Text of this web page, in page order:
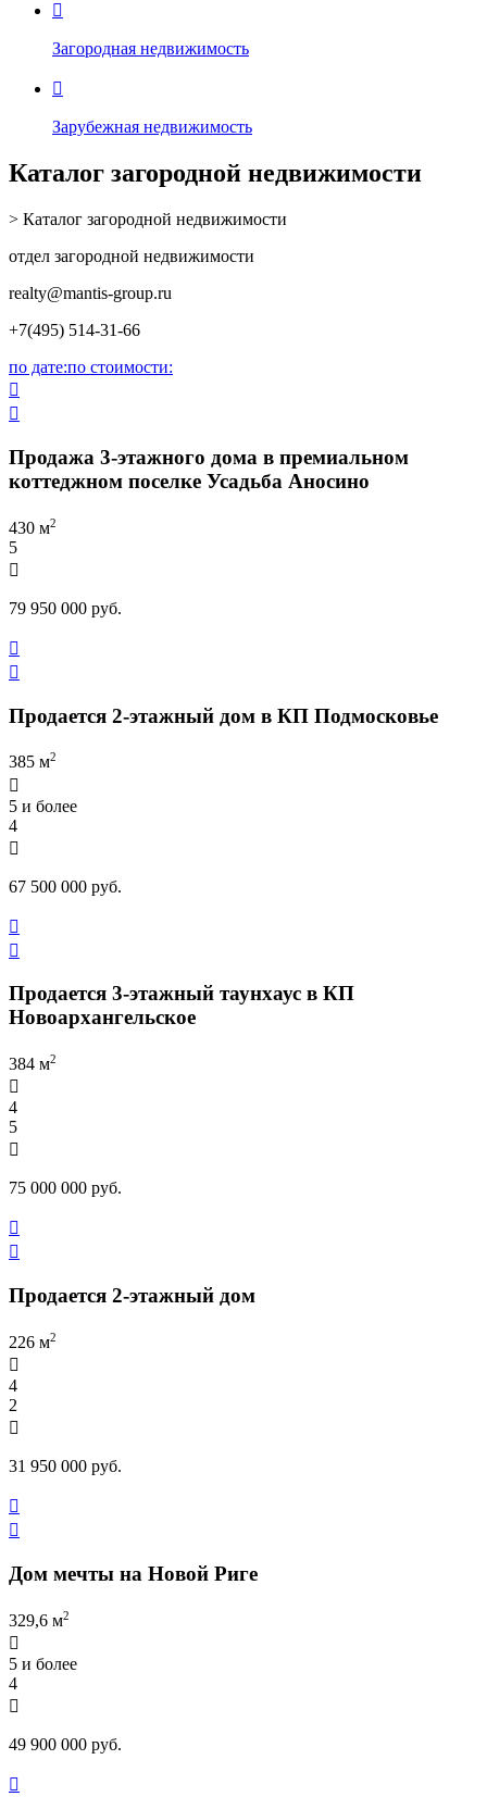

Загородная недвижимость

Зарубежная недвижимость
Каталог загородной недвижимости
> Каталог загородной недвижимости
отдел загородной недвижимости
realty@mantis-group.ru
+7(495) 514-31-66
по дате:по стоимости:


Продажа 3-этажного дома в премиальном
коттеджном поселке Усадьба Аносино
430 м2
5

79 950 000 руб.


Продается 2-этажный дом в КП Подмосковье
385 м2

5 и более
4

67 500 000 руб.


Продается 3-этажный таунхаус в КП
Новоархангельское
384 м2

4
5

75 000 000 руб.


Продается 2-этажный дом
226 м2

4
2

31 950 000 руб.


Дом мечты на Новой Риге
329,6 м2

5 и более
4

49 900 000 руб.
